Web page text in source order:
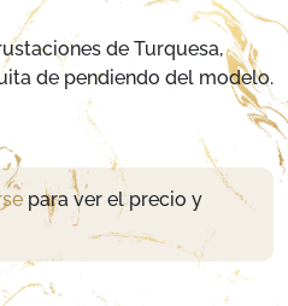
de Turquesa,
de pendiendo del modelo.
para ver el precio y